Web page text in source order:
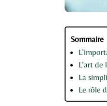
Sommaire
L’art de
La
Le rôle